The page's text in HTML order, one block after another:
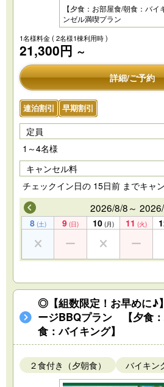
【夕食：お部屋食/朝食：バ
ンゼル満喫プラン
1名様料金( 2名様1棟利用時 )
21,300円 ～
詳細/ご予約
連泊割引 早期割引
定員
1～4名様
キャンセル料
チェックイン日の 15日前 までキャ
2026/8/8～
8 (土) 9 (日) 10 (月) 11 (火)
◎【組数限定！お早めに
ージBBQプラン 【夕食
食：バイキング】
２食付き（夕朝食） バイキン